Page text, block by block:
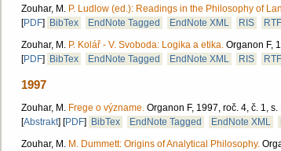
Zouhar, M. P. Ludlow (ed.): Readings in the Philosophy of
[PDF] BibTex EndNote Tagged EndNote XML RIS
RTF
Zouhar, M. P. Kolář - V. Svoboda: Logika a etika. Organon F,
[PDF] BibTex EndNote Tagged EndNote XML RIS RTF
1997
Zouhar, M. Frege o význame. Organon F, 1997, roč. 4, č. 1, s.
[Abstrakt] [PDF] BibTex EndNote Tagged EndNote XML
Zouhar, M. M. Dummett: Origins of Analytical Philosophy.